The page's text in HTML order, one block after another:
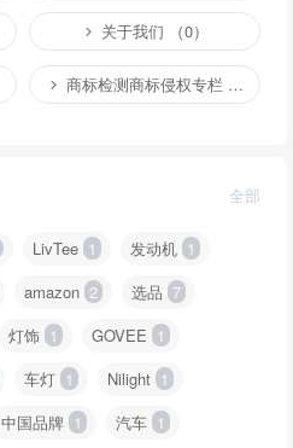
关于我们 （0）
商标检测商标侵权专栏 （1）
全部
LivTee 1 发动机 1
amazon 2 选品 7
灯饰 1 GOVEE 1
车灯 1 Nilight 1
中国品牌 1 汽车 1